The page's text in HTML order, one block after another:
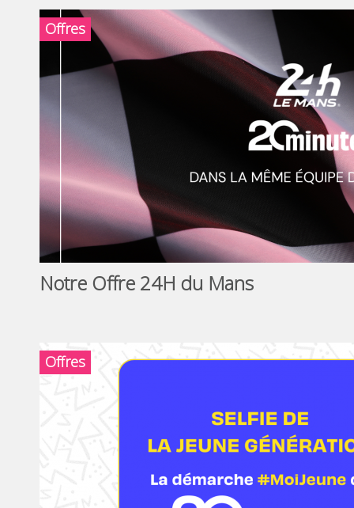
Offres
Notre Offre 24H du Mans
Offres